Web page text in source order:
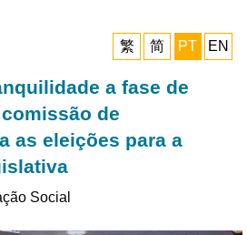
繁
简 PT EN
a fase de
de
as eleições para a
Social